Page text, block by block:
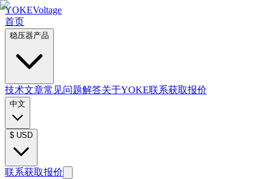
YOKEVoltage
首页
稳压器产品
技术文章常见问题解答关于YOKE联系获取报价
中文
$ USD
联系获取报价